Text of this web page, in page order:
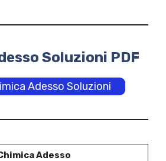
Soluzioni PDF
Adesso Soluzioni
Adesso